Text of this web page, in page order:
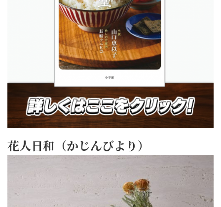
花人日和（かじんびより）